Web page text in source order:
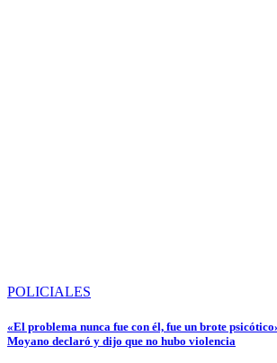
POLICIALES
«El problema nunca fue con él, fue un brote
Moyano declaró y dijo que no hubo violencia